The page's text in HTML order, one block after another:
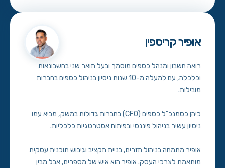
אופיר קריספין
רואה חשבון ומנהל כספים מוסמך ובעל תואר שני בחשבונאות
וכלכלה, עם למעלה מ-10 שנות ניסיון בניהול כספים בחברות
מובילות.
כיהן כסמנכ"ל כספים (CFO) בחברות גדולות במשק, מביא עמו
ניסיון עשיר בניהול פיננסי ובפיתוח אסטרטגיות כלכליות.
אופיר מתמחה בניהול תזרים, בניית תקציב וגיבוש תוכנית עסקית
מותאמת לצרכי העסק. אופיר הוא איש של מספרים, אבל מבין